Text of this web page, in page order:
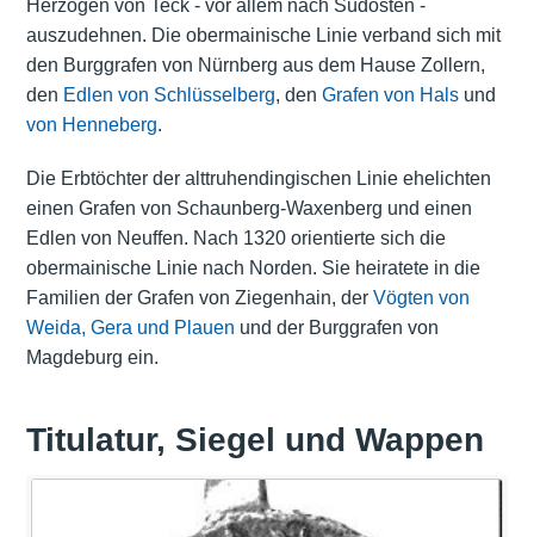
Herzögen von Teck - vor allem nach Südosten -
auszudehnen. Die obermainische Linie verband sich mit
den Burggrafen von Nürnberg aus dem Hause Zollern,
den Edlen von Schlüsselberg, den Grafen von Halsund
von Henneberg.
Die Erbtöchter der alttruhendingischen Linie ehelichten
einen Grafen von Schaunberg-Waxenberg und einen
Edlen von Neuffen. Nach 1320 orientierte sich die
obermainische Linie nach Norden. Sie heiratete in die
Familien der Grafen von Ziegenhain, der Vögten von
Weida, Gera und Plauen und der Burggrafen von
Magdeburg ein.
Titulatur, Siegel und Wappen